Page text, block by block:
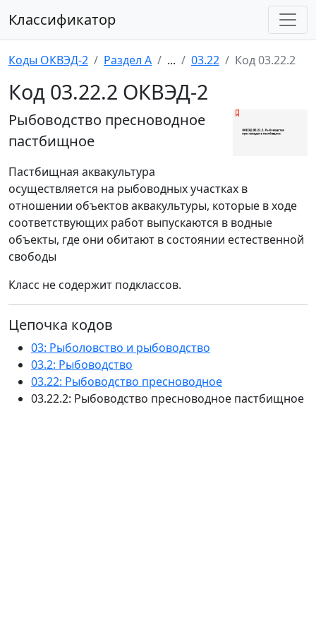
Классификатор
Коды ОКВЭД-2 Раздел A ... 03.22 Код 03.22.2
Код 03.22.2 ОКВЭД-2
Рыбоводство пресноводное
пастбищное
Пастбищная аквакультура
осуществляется на рыбоводных участках в
отношении объектов аквакультуры, которые в ходе
соответствующих работ выпускаются в водные
объекты, где они обитают в состоянии естественной
свободы
Класс не содержит подклассов.
Цепочка кодов
03: Рыболовство и рыбоводство
03.2: Рыбоводство
03.22: Рыбоводство пресноводное
03.22.2: Рыбоводство пресноводное пастбищное